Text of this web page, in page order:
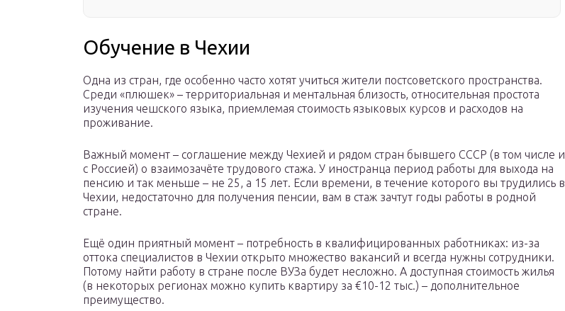
Обучение в Чехии
Одна из стран, где особенно часто хотят учиться жители постсоветского пространства.
Среди «плюшек» – территориальная и ментальная близость, относительная простота
изучения чешского языка, приемлемая стоимость языковых курсов и расходов на
проживание.
Важный момент – соглашение между Чехией и рядом стран бывшего СССР (в том числе и
с Россией) о взаимозачёте трудового стажа. У иностранца период работы для выхода на
пенсию и так меньше – не 25, а 15 лет. Если времени, в течение которого вы трудились в
Чехии, недостаточно для получения пенсии, вам в стаж зачтут годы работы в родной
стране.
Ещё один приятный момент – потребность в квалифицированных работниках: из-за
оттока специалистов в Чехии открыто множество вакансий и всегда нужны сотрудники.
Потому найти работу в стране после ВУЗа будет несложно. А доступная стоимость жилья
(в некоторых регионах можно купить квартиру за €10-12 тыс.) – дополнительное
преимущество.